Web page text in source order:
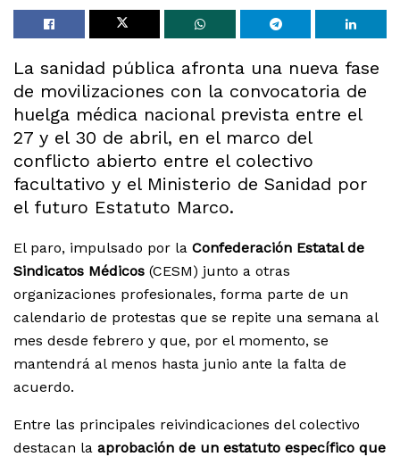
La sanidad pública afronta una nueva fase
de movilizaciones con la convocatoria de
huelga médica nacional prevista entre el
27 y el 30 de abril, en el marco del
conflicto abierto entre el colectivo
facultativo y el Ministerio de Sanidad por
el futuro Estatuto Marco.
El paro, impulsado por la Confederación Estatal de
Sindicatos Médicos (CESM) junto a otras
organizaciones profesionales, forma parte de un
calendario de protestas que se repite una semana al
mes desde febrero y que, por el momento, se
mantendrá al menos hasta junio ante la falta de
acuerdo.
Entre las principales reivindicaciones del colectivo
destacan la aprobación de un estatuto específico que